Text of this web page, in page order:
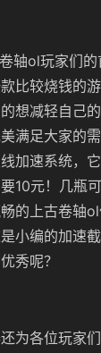
轴ol玩家们
比较烧钱的
想减轻自己
满足大家的需
加速系统，
10元！几瓶
的上古卷轴ol
小编的加速
秀呢？
为各位玩家